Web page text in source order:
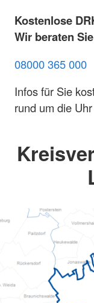
Kostenlose
Wir beraten
08000 365 000
Infos für Sie
rund um die Uhr